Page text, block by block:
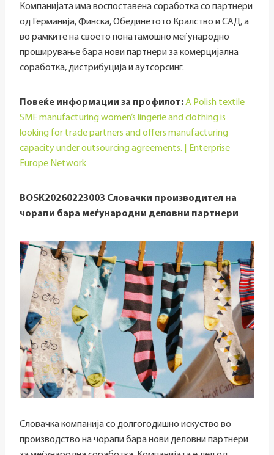
Компанијата има воспоставена соработка со партнери
од Германија, Финска, Обединетото Кралство и САД, а
во рамките на своето понатамошно меѓународно
проширување бара нови партнери за комерцијална
соработка, дистрибуција и аутсорсинг.
Повеќе информации за профилот:A Polish textile
SME manufacturing women’s lingerie and clothing is
looking for trade partners and offers manufacturing
capacity under outsourcing agreements. | Enterprise
Europe Network
BOSK20260223003 Словачки производител на
чорапи бара меѓународни деловни партнери
Словачка компанија со долгогодишно искуство во
производство на чорапи бара нови деловни партнери